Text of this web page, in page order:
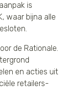
is
waar bijna alle
de Rationale.
en acties uit
retailers-